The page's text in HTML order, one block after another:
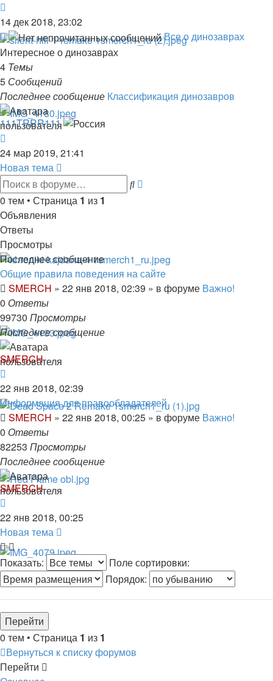
к
последнему
сообщению
14 дек 2018, 23:02
Канал
-
Все
о
динозаврах
Все о динозаврах
Интересное о динозаврах
4 Темы
5 Сообщений
Последнее сообщение Классификация динозавров
111TRRR111
к
последнему
сообщению
24 мар 2019, 21:41
Новая тема
Поиск
0 тем • Страница 1 из 1
Объявления
Ответы
Просмотры
Последнее сообщение
Общие правила поведения на сайте
SMERCH » 22 янв 2018, 02:39 » в форуме Важно!
0 Ответы
99730 Просмотры
Последнее сообщение
SMERCH
22 янв 2018, 02:39
Информация для правообладателей
SMERCH » 22 янв 2018, 00:25 » в форуме Важно!
0 Ответы
82253 Просмотры
Последнее сообщение
SMERCH
22 янв 2018, 00:25
Новая тема
Показать:
Поле сортировки:
Порядок:
0 тем • Страница 1 из 1
Вернуться к списку форумов
Перейти